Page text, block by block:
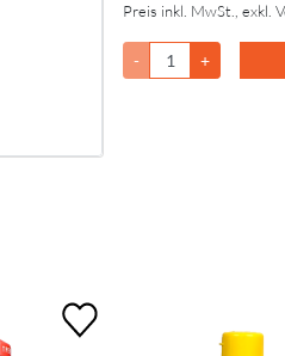
Preis inkl. MwSt., exkl.
- +